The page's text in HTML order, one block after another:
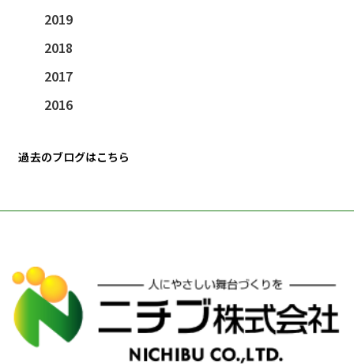
2019
2018
2017
2016
過去のブログはこちら